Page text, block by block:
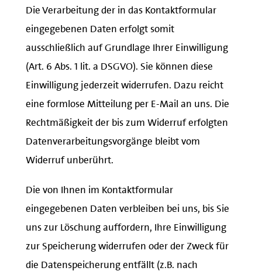
Die Verarbeitung der in das Kontaktformular
eingegebenen Daten erfolgt somit
ausschließlich auf Grundlage Ihrer Einwilligung
(Art. 6 Abs. 1 lit. a DSGVO). Sie können diese
Einwilligung jederzeit widerrufen. Dazu reicht
eine formlose Mitteilung per E-Mail an uns. Die
Rechtmäßigkeit der bis zum Widerruf erfolgten
Datenverarbeitungsvorgänge bleibt vom
Widerruf unberührt.
Die von Ihnen im Kontaktformular
eingegebenen Daten verbleiben bei uns, bis Sie
uns zur Löschung auffordern, Ihre Einwilligung
zur Speicherung widerrufen oder der Zweck für
die Datenspeicherung entfällt (z.B. nach